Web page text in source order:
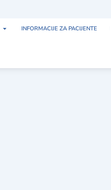
INFORMACIJE ZA PACIJENTE